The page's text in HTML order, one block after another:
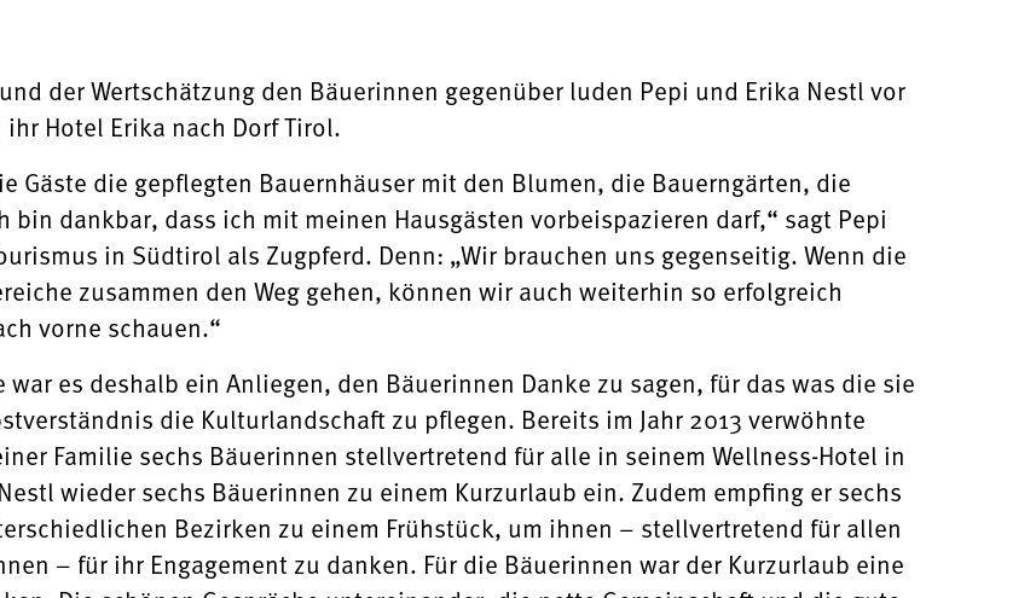
der Wertschätzung den Bäuerinnen gegenüber luden Pepi und Erika Nestl vor
Hotel Erika nach Dorf Tirol.
Gäste die gepflegten Bauernhäuser mit den Blumen, die Bauerngärten, die
bin dankbar, dass ich mit meinen Hausgästen vorbeispazieren darf,“ sagt Pepi
in Südtirol als Zugpferd. Denn: „Wir brauchen uns gegenseitig. Wenn die
zusammen den Weg gehen, können wir auch weiterhin so erfolgreich
vorne schauen.“
es deshalb ein Anliegen, den Bäuerinnen Danke zu sagen, für das was die sie
die Kulturlandschaft zu pflegen. Bereits im Jahr 2013 verwöhnte
Familie sechs Bäuerinnen stellvertretend für alle in seinem Wellness-Hotel in
wieder sechs Bäuerinnen zu einem Kurzurlaub ein. Zudem empfing er sechs
Bezirken zu einem Frühstück, um ihnen – stellvertretend für allen
– für ihr Engagement zu danken. Für die Bäuerinnen war der Kurzurlaub eine